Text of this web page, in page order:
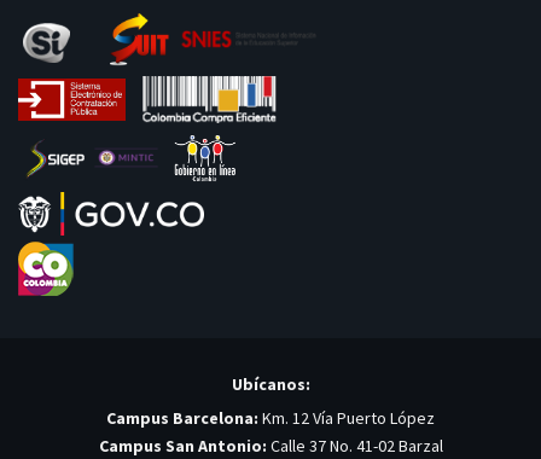
Ubícanos:
Campus Barcelona: Km. 12 Vía Puerto López
Campus San Antonio: Calle 37 No. 41-02 Barzal